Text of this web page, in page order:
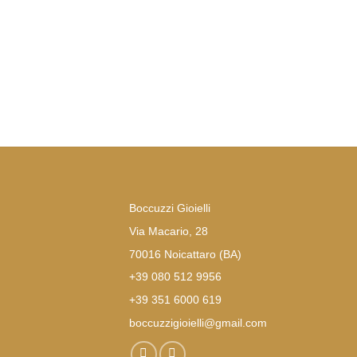
Boccuzzi Gioielli
Via Macario, 28
70016 Noicattaro (BA)
+39 080 512 9956
+39 351 6000 619
boccuzzigioielli@gmail.com